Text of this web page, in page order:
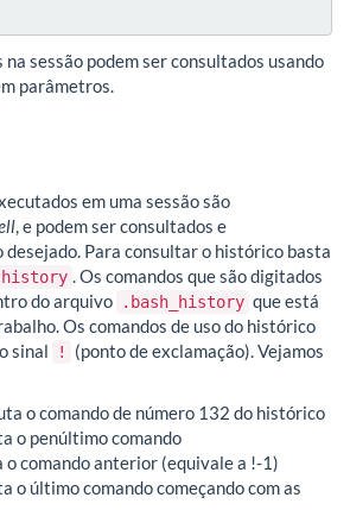
sessão podem ser consultados usando
parâmetros.
em uma sessão são
, e podem ser consultados e
desejado. Para consultar o histórico basta
history . Os comandos que são digitados
do arquivo
.bash_history que está
Os comandos de uso do histórico
sinal
!
(ponto de exclamação). Vejamos
o comando de número 132 do histórico
o penúltimo comando
o comando anterior (equivale a !-1)
o último comando começando com as